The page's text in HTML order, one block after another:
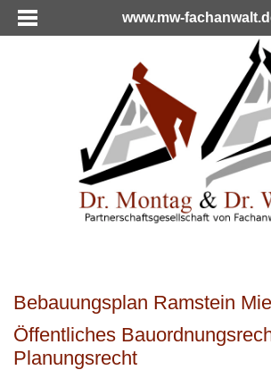
www.mw-
Bebauungsplan Ramstein
Öffentliches
Planungsrecht